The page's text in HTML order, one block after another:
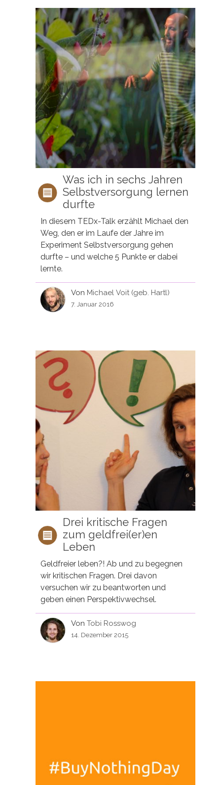
Was ich in sechs Jahren
Selbstversorgung lernen
durfte
In diesem TEDx-Talk erzählt Michael den
Weg, den er im Laufe der Jahre im
Experiment Selbstversorgung gehen
durfte – und welche 5 Punkte er dabei
lernte.
Von Michael Voit (geb. Hartl)
7. Januar 2016
Drei kritische Fragen
zum geldfrei(er)en
Leben
Geldfreier leben?! Ab und zu begegnen
wir kritischen Fragen. Drei davon
versuchen wir zu beantworten und
geben einen Perspektivwechsel.
VonTobi Rosswog
14. Dezember 2015